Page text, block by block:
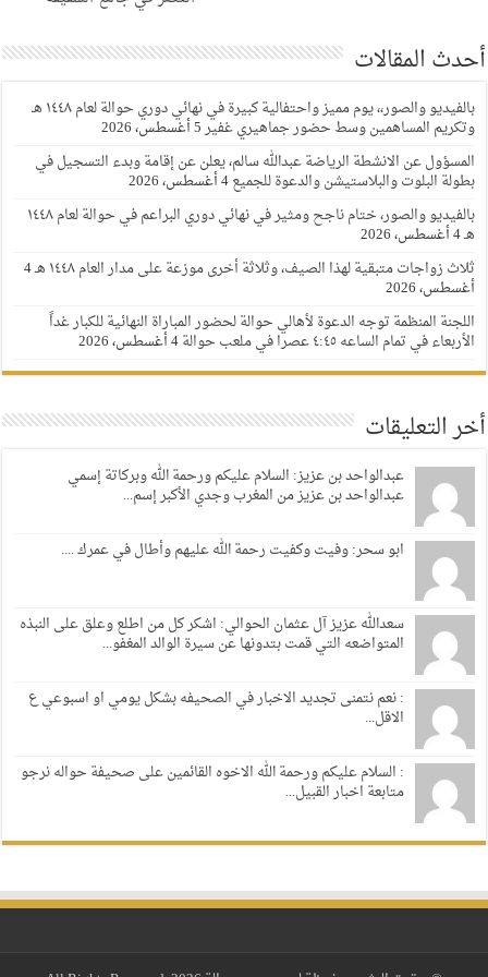
أحدث المقالات
بالفيديو والصور،، يوم مميز واحتفالية كبيرة في نهائي دوري حوالة لعام ١٤٤٨ هـ
وتكريم المساهمين وسط حضور جماهيري غفير5 أغسطس، 2026
المسؤول عن الانشطة الرياضة عبدالله سالم، يعلن عن إقامة وبدء التسجيل في
بطولة البلوت والبلاستيشن والدعوة للجميع4 أغسطس، 2026
بالفيديو والصور، ختام ناجح ومثير في نهائي دوري البراعم في حوالة لعام ١٤٤٨
هـ4 أغسطس، 2026
ثلاث زواجات متبقية لهذا الصيف، وثلاثة أخرى موزعة على مدار العام ١٤٤٨ هـ
4
أغسطس، 2026
اللجنة المنظمة توجه الدعوة لأهالي حوالة لحضور المباراة النهائية للكبار غداً
الأربعاء في تمام الساعه ٤:٤٥ عصرا في ملعب حوالة 4 أغسطس، 2026
أخر التعليقات
عبدالواحد بن عزيز: السلام عليكم ورحمة الله وبركاتة إسمي
عبدالواحد بن عزيز من المغرب وجدي الأكبر إسم...
ابو سحر: وفيت وكفيت رحمة الله عليهم وأطال في عمرك ....
سعدالله عزيز آل عثمان الحوالي: اشكر كل من اطلع وعلق على النبذه
المتواضعه التي قمت بتدونها عن سيرة الوالد المغفو...
: نعم نتمنى تجديد الاخبار في الصحيفه بشكل يومي او اسبوعي ع
الاقل...
: السلام عليكم ورحمة الله الاخوه القائمين على صحيفة حواله نرجو
متابعة اخبار القبيل...